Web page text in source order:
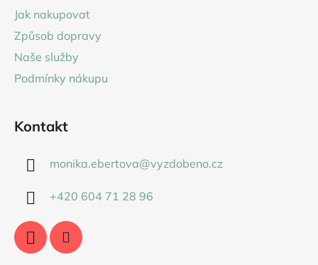
Jak nakupovat
Způsob dopravy
Naše služby
Podmínky nákupu
Kontakt
monika.ebertova@vyzdobeno.cz
+420 604 71 28 96